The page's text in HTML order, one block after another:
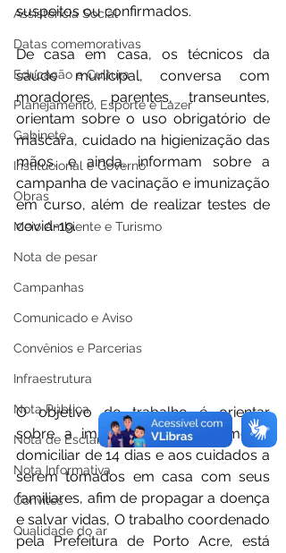
Assistência Social
Datas comemorativas
Educação e Cultura
Planejamento, Esporte e Lazer
Gabinete
Institucional e Governo
Obras
Meio Ambiente e Turismo
Nota de pesar
Campanhas
Comunicado e Aviso
Convênios e Parcerias
Infraestrutura
Nota Pública
Nota de Esclarecimento
Nota Informativa
Convites
Qualidade do ar
suspeitos ou confirmados.
De casa em casa, os técnicos da
saúde municipal, conversa com
moradores, parentes, transeuntes,
orientam sobre o uso obrigatório de
máscara, cuidado na higienização das
mãos, e ainda, informam sobre a
campanha de vacinação e imunização
em curso, além de realizar testes de
covid-19.
O objetivo do trabalho é orientar
sobre a importância do isolamento
domiciliar de 14 dias e aos cuidados a
serem tomados em casa com seus
familiares, afim de propagar a doença
e salvar vidas, O trabalho coordenado
pela Prefeitura de Porto Acre, está